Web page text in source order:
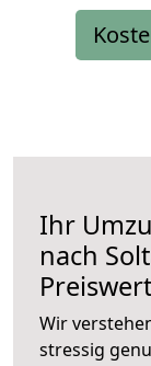
Ihr
nach
Preiswert
Wir
stressig